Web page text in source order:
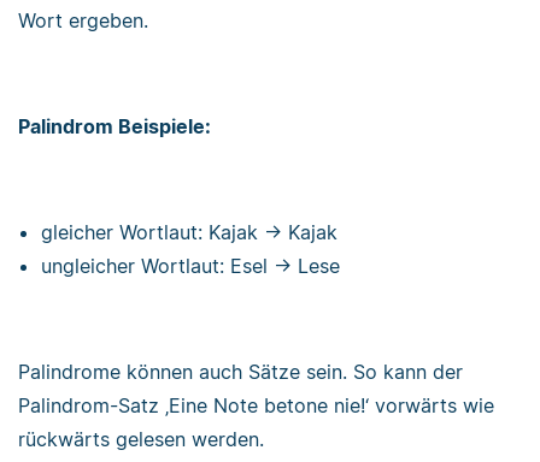
Wort ergeben.
Palindrom Beispiele:
gleicher Wortlaut: Kajak → Kajak
ungleicher Wortlaut: Esel → Lese
Palindrome können auch Sätze sein. So kann der
Palindrom-Satz ‚Eine Note betone nie!‘ vorwärts wie
rückwärts gelesen werden.